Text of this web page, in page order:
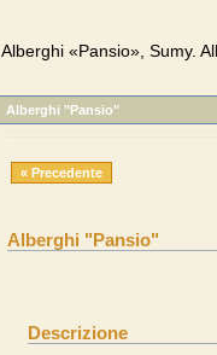
Alberghi «Pansio», Sumy.
Alberghi "Pansio"
« Precedente
Alberghi "Pansio"
Descrizione